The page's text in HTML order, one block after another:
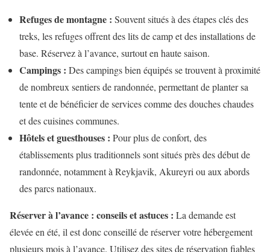
Refuges de montagne : Souvent situés à des étapes clés des
treks, les refuges offrent des lits de camp et des installations de
base. Réservez à l’avance, surtout en haute saison.
Campings : Des campings bien équipés se trouvent à proximité
de nombreux sentiers de randonnée, permettant de planter sa
tente et de bénéficier de services comme des douches chaudes
et des cuisines communes.
Hôtels et guesthouses : Pour plus de confort, des
établissements plus traditionnels sont situés près des début de
randonnée, notamment à Reykjavik, Akureyri ou aux abords
des parcs nationaux.
Réserver à l’avance : conseils et astuces : La demande est
élevée en été, il est donc conseillé de réserver votre hébergement
plusieurs mois à l’avance. Utilisez des sites de réservation fiables